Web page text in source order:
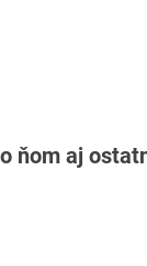
ňom aj